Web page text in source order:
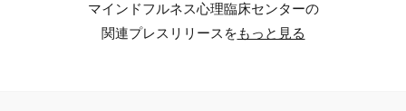
マインドフルネス心理臨床センターの
関連プレスリリースをもっと見る